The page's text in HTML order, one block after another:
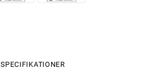
SPECIFIKATIONER